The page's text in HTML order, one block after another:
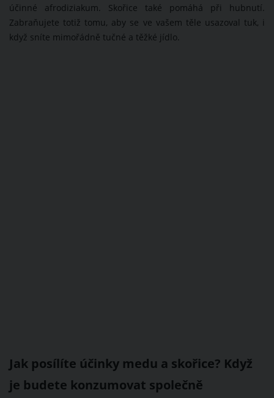
účinné afrodiziakum. Skořice také pomáhá při hubnutí.
Zabraňujete totiž tomu, aby se ve vašem těle usazoval tuk, i
když sníte mimořádně tučné a těžké jídlo.
Jak posílíte účinky medu a skořice? Když
je budete konzumovat společně